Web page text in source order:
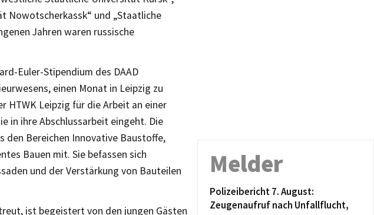
Nowotscherkassk“ und „Staatliche
Jahren waren russische
Euler-Stipendium des DAAD
einen Monat in Leipzig zu
HTWK Leipzig für die Arbeit an einer
in ihre Abschlussarbeit eingeht. Die
den Bereichen Innovative Baustoffe,
Bauen mit. Sie befassen sich
und der Verstärkung von Bauteilen
ist begeistert von den jungen Gästen
Melder
Polizeibericht 7. August:
Zeugenaufruf nach Unfallflucht,